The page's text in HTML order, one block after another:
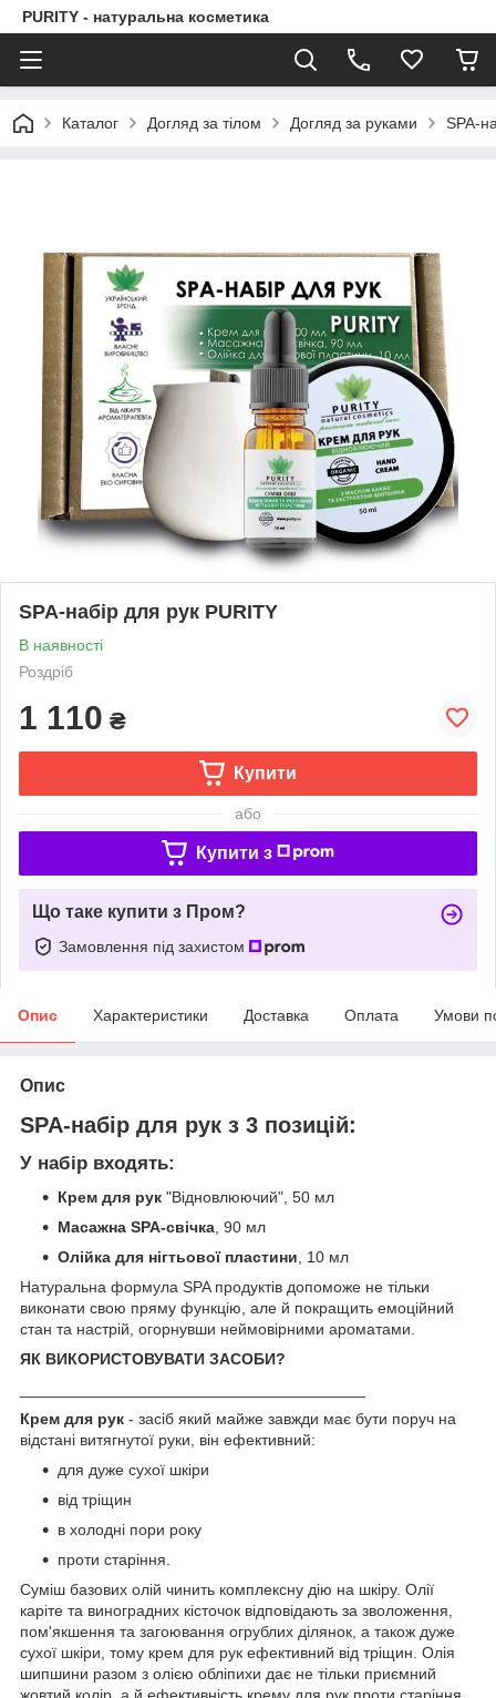
PURITY - натуральна косметика
Каталог Догляд за тілом Догляд за руками SPA-
SPA-набір для рук PURITY
В наявності
Роздріб
1 110 ₴
Купити
або
Купити з
Що таке купити з Пром?
Замовлення під захистом
Опис Характеристики Доставка Оплата Умови
Опис
SPA-набір для рук з 3 позицій:
У набір входять:
Крем для рук "Відновлюючий", 50 мл
Масажна SPA-свічка, 90 мл
Олійка для нігтьової пластини, 10 мл
Натуральна формула SPA продуктів допоможе не тільки
виконати свою пряму функцію, але й покращить емоційний
стан та настрій, огорнувши неймовірними ароматами.
ЯК ВИКОРИСТОВУВАТИ ЗАСОБИ?
Крем для рук - засіб який майже завжди має бути поруч на
відстані витягнутої руки, він ефективний:
для дуже сухої шкіри
від тріщин
в холодні пори року
проти старіння.
Суміш базових олій чинить комплексну дію на шкіру. Олії
каріте та виноградних кісточок відповідають за зволоження,
пом'якшення та загоювання огрублих ділянок, а також дуже
сухої шкіри, тому крем для рук ефективний від тріщин. Олія
шипшини разом з олією обліпихи дає не тільки приємний